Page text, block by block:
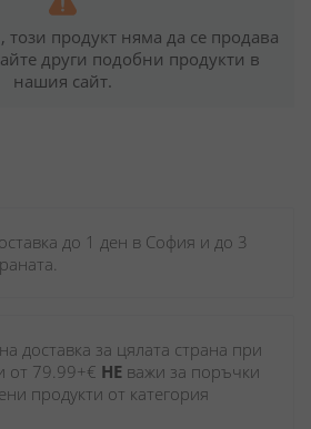
продукт няма да се продава
други подобни продукти в
нашия сайт.
до 1 ден в София и до 3
доставка за цялата страна при
от 79.99+€ НЕ важи за поръчки
продукти от категория